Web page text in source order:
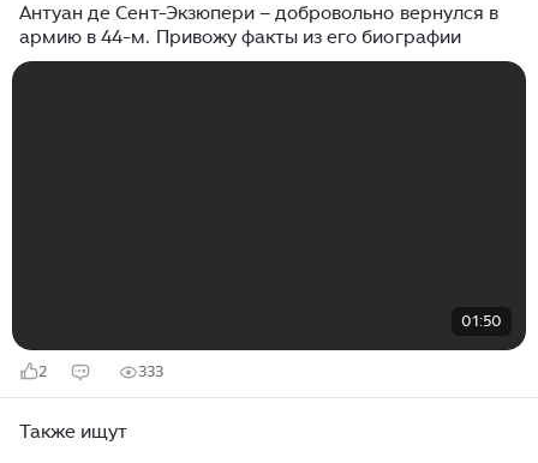
Антуан де Сент-Экзюпери – добровольно вернулся в
армию в 44-м. Привожу факты из его биографии
01:50
2 333
Также ищут